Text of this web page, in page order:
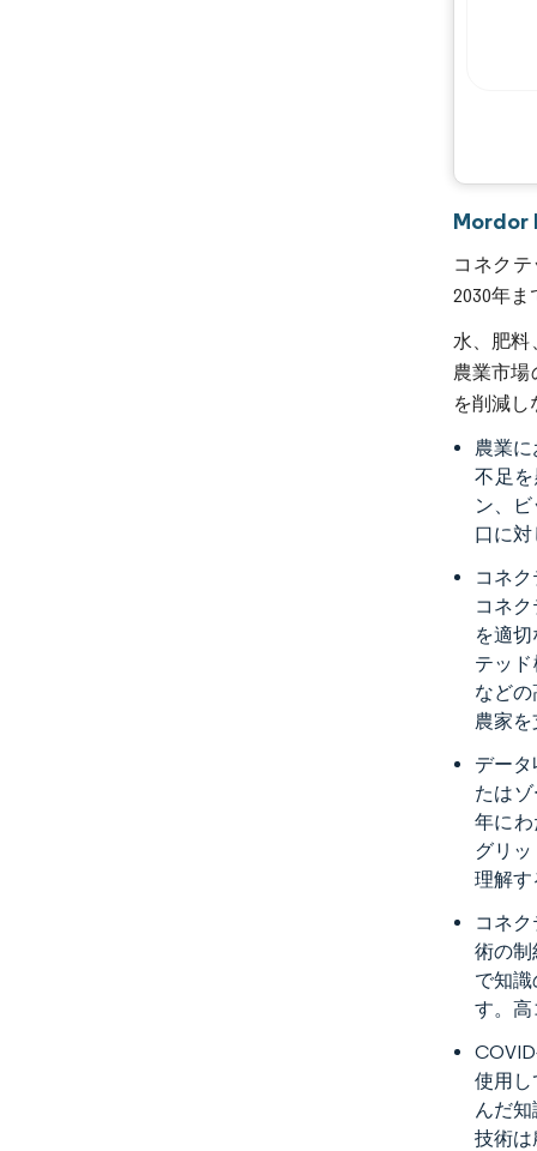
Mordor
コネクテ
2030年ま
水、肥料
農業市場
を削減し
農業
不足
ン、
口に対
コネ
コネ
を適
テッ
など
農家を
デー
たは
年に
グリ
理解す
コネ
術の
で知
す。高
使用
んだ
技術